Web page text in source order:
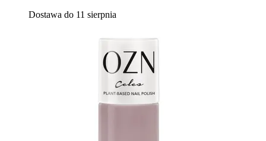
Dostawa do 11 sierpnia